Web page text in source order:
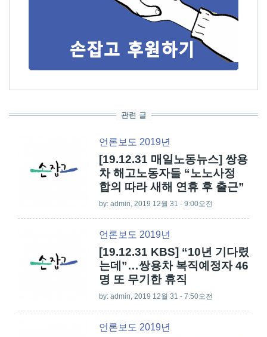
관련 글
언론보도 2019년
[19.12.31 매일노동뉴스] 쌍용
차 해고노동자들 “노노사정
합의 따라 새해 연휴 후 출근”
by: admin , 2019 12월 31 - 9:00오전
언론보도 2019년
[19.12.31 KBS] “10년 기다렸
는데”…쌍용차 복직예정자 46
명 또 무기한 휴직
by: admin , 2019 12월 31 - 7:50오전
언론보도 2019년